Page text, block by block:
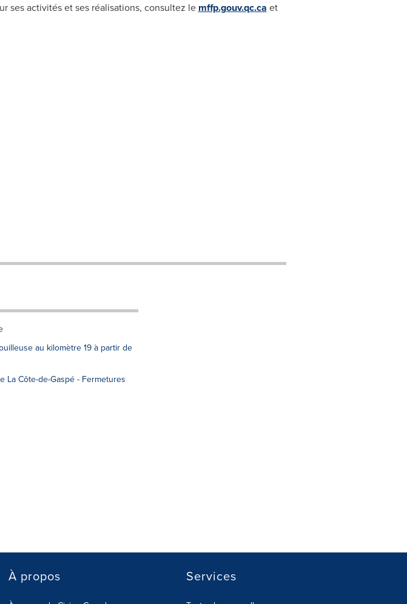
ses activités et ses réalisations, consultez le mffp.gouv.qc.ca et
au kilomètre 19 à partir de
La Côte-de-Gaspé - Fermetures
À propos Services